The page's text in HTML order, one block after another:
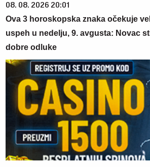
08. 08. 2026 20:01
Ova 3 horoskopska znaka očekuje
uspeh u nedelju, 9. avgusta: Novac
dobre odluke